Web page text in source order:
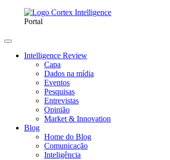
Portal
Intelligence Review
Capa
Dados na mídia
Eventos
Pesquisas
Entrevistas
Opinião
Market & Innovation
Blog
Home do Blog
Comunicação
Inteligência